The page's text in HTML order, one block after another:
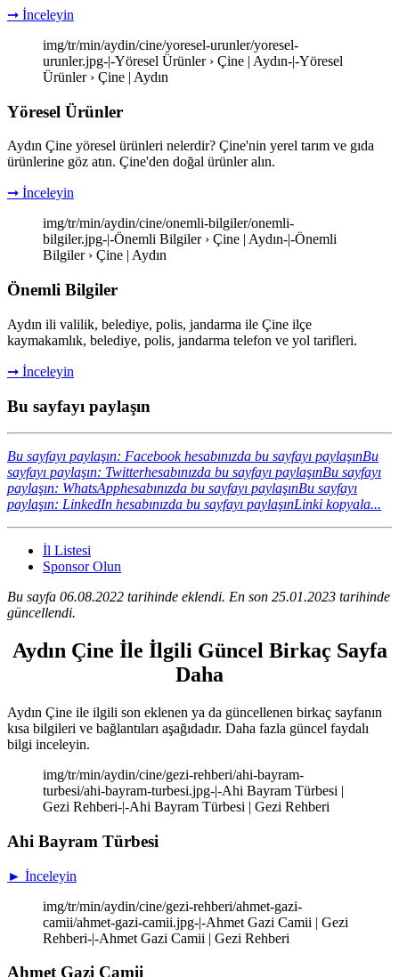
➞ İnceleyin
img/tr/min/aydin/cine/yoresel-urunler/yoresel-
urunler.jpg-|-Yöresel Ürünler › Çine | Aydın-|-Yöresel
Ürünler › Çine | Aydın
Yöresel Ürünler
Aydın Çine yöresel ürünleri nelerdir? Çine'nin yerel tarım ve gıda
ürünlerine göz atın. Çine'den doğal ürünler alın.
➞ İnceleyin
img/tr/min/aydin/cine/onemli-bilgiler/onemli-
bilgiler.jpg-|-Önemli Bilgiler › Çine | Aydın-|-Önemli
Bilgiler › Çine | Aydın
Önemli Bilgiler
Aydın ili valilik, belediye, polis, jandarma ile Çine ilçe
kaymakamlık, belediye, polis, jandarma telefon ve yol tarifleri.
➞ İnceleyin
Bu sayfayı paylaşın
Bu sayfayı paylaşın: Facebook hesabınızda bu sayfayı paylaşınBu
sayfayı paylaşın: Twitterhesabınızda bu sayfayı paylaşınBu sayfayı
paylaşın: WhatsApphesabınızda bu sayfayı paylaşınBu sayfayı
paylaşın: LinkedIn hesabınızda bu sayfayı paylaşınLinki kopyala...
İl Listesi
Sponsor Olun
Bu sayfa 06.08.2022 tarihinde eklendi. En son 25.01.2023 tarihinde
güncellendi.
Aydın Çine İle İlgili Güncel Birkaç Sayfa
Daha
Aydın Çine ile ilgili son eklenen ya da güncellenen birkaç sayfanın
kısa bilgileri ve bağlantıları aşağıdadır. Daha fazla güncel faydalı
bilgi inceleyin.
img/tr/min/aydin/cine/gezi-rehberi/ahi-bayram-
turbesi/ahi-bayram-turbesi.jpg-|-Ahi Bayram Türbesi |
Gezi Rehberi-|-Ahi Bayram Türbesi | Gezi Rehberi
Ahi Bayram Türbesi
► İnceleyin
img/tr/min/aydin/cine/gezi-rehberi/ahmet-gazi-
camii/ahmet-gazi-camii.jpg-|-Ahmet Gazi Camii | Gezi
Rehberi-|-Ahmet Gazi Camii | Gezi Rehberi
Ahmet Gazi Camii